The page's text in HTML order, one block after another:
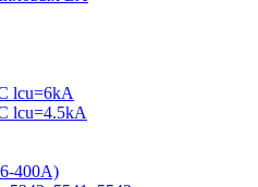
lcu=6kA
lcu=4.5kA
400А)